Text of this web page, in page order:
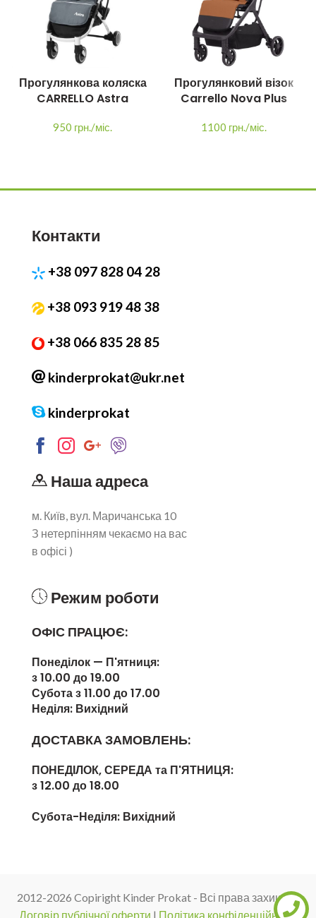
Прогулянкова коляска
CARRELLO Astra
950 грн./міс.
Прогулянковий візок
Carrello Nova Plus
1100 грн./міс.
Контакти
+38 097 828 04 28
+38 093 919 48 38
+38 066 835 28 85
kinderprokat@ukr.net
kinderprokat
Наша адреса
м. Київ, вул. Маричанська 10
З нетерпінням чекаємо на вас
в офісі )
Режим роботи
ОФІС ПРАЦЮЄ:
Понеділок — П'ятниця:
з 10.00 до 19.00
Субота з 11.00 до 17.00
Неділя: Вихідний
ДОСТАВКА ЗАМОВЛЕНЬ:
ПОНЕДІЛОК, СЕРЕДА та П'ЯТНИЦЯ:
з 12.00 до 18.00
Субота-Неділя: Вихідний
2012-2026 Copiright Kinder Prokat - Всі права захищені
Договір публічної оферти | Політика конфіденційності